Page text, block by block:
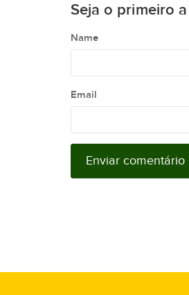
Seja o primeiro
Name
Email